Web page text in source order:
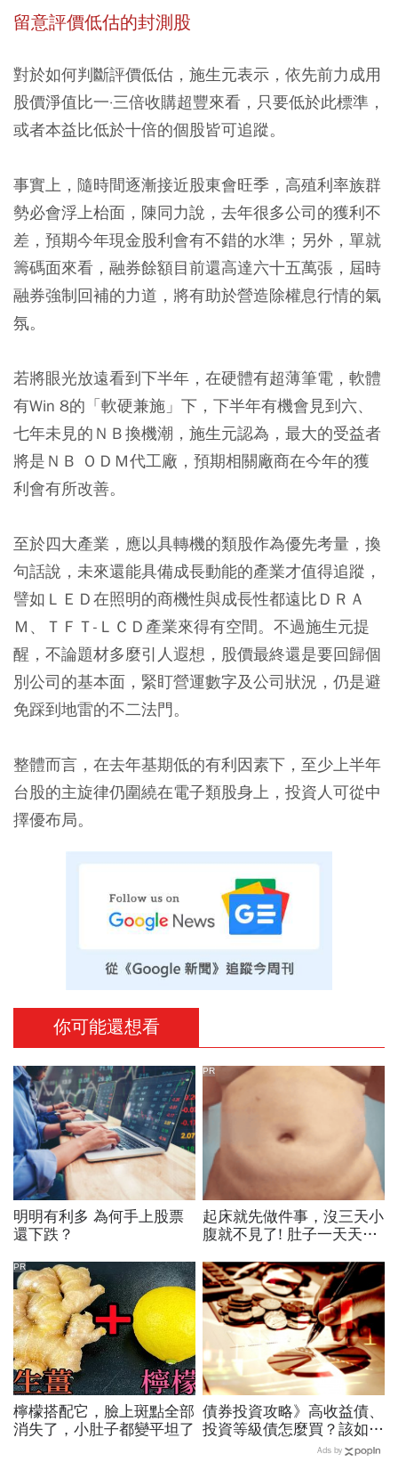
留意評價低估的封測股
對於如何判斷評價低估，施生元表示，依先前力成用
股價淨值比一·三倍收購超豐來看，只要低於此標準，
或者本益比低於十倍的個股皆可追蹤。
事實上，隨時間逐漸接近股東會旺季，高殖利率族群
勢必會浮上枱面，陳同力說，去年很多公司的獲利不
差，預期今年現金股利會有不錯的水準；另外，單就
籌碼面來看，融券餘額目前還高達六十五萬張，屆時
融券強制回補的力道，將有助於營造除權息行情的氣
氛。
若將眼光放遠看到下半年，在硬體有超薄筆電，軟體
有Win 8的「軟硬兼施」下，下半年有機會見到六、
七年未見的ＮＢ換機潮，施生元認為，最大的受益者
將是ＮＢ ＯＤＭ代工廠，預期相關廠商在今年的獲
利會有所改善。
至於四大產業，應以具轉機的類股作為優先考量，換
句話說，未來還能具備成長動能的產業才值得追蹤，
譬如ＬＥＤ在照明的商機性與成長性都遠比ＤＲＡ
Ｍ、ＴＦＴ-ＬＣＤ產業來得有空間。不過施生元提
醒，不論題材多麼引人遐想，股價最終還是要回歸個
別公司的基本面，緊盯營運數字及公司狀況，仍是避
免踩到地雷的不二法門。
整體而言，在去年基期低的有利因素下，至少上半年
台股的主旋律仍圍繞在電子類股身上，投資人可從中
擇優布局。
你可能還想看
明明有利多 為何手上股票
還下跌？
起床就先做件事，沒三天小
腹就不見了! 肚子一天天變
PR
檸檬搭配它，臉上斑點全部
消失了，小肚子都變平坦了
PR
債券投資攻略》高收益債、
投資等級債怎麼買？該如何
「防禦性」布局？你不可不
Ads by